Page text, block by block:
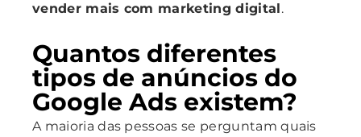
vender mais com marketing digital .
Quantos diferentes
tipos de anúncios do
Google Ads existem?
A maioria das pessoas se perguntam quais